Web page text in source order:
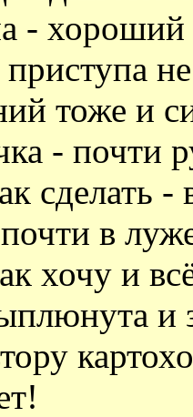
- хороший
приступа
тоже и
- почти
сделать -
в
хочу и
и